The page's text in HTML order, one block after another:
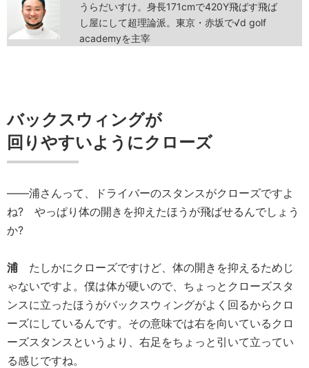
うらだいすけ。身長171cmで420Y飛ばす飛ば
し屋にして超理論派。東京・赤坂で√d golf
academyを主宰
バックスウィングが
回りやすいようにクローズ
――浦さんって、ドライバーのスタンスがクローズですよ
ね? やっぱり体の開きを抑えたほうが飛ばせるんでしょう
か?
浦 たしかにクローズですけど、体の開きを抑えるためじ
ゃないですよ。僕は体が硬いので、ちょっとクローズスタ
ンスに立ったほうがバックスウィングがよく回るからクロ
ーズにしているんです。その意味では右を向いているクロ
ーズスタンスというより、右足をちょっと引いて立ってい
る感じですね。